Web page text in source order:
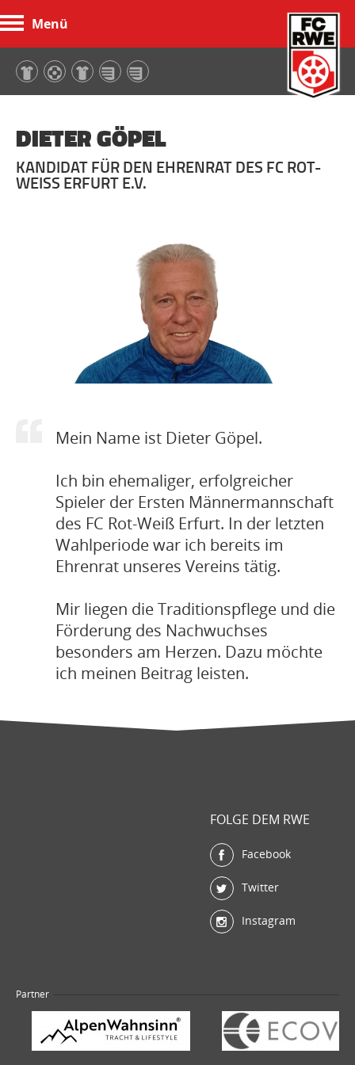
Menü
DIETER GÖPEL
KANDIDAT FÜR DEN EHRENRAT DES FC ROT-
WEISS ERFURT E.V.
Mein Name ist Dieter Göpel.
Ich bin ehemaliger, erfolgreicher
Spieler der Ersten Männermannschaft
des FC Rot-Weiß Erfurt. In der letzten
Wahlperiode war ich bereits im
Ehrenrat unseres Vereins tätig.
Mir liegen die Traditionspflege und die
Förderung des Nachwuchses
besonders am Herzen. Dazu möchte
ich meinen Beitrag leisten.
FOLGE DEM RWE
Facebook
Twitter
Instagram
Partner